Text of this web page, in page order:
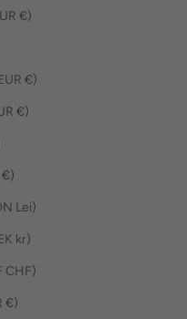
Luxemburg (EUR €)
Niederlande (EUR €)
Österreich (EUR €)
Portugal (EUR €)
Rumänien (RON Lei)
Schweden (SEK kr)
Schweiz (CHF CHF)
Slowakei (EUR €)